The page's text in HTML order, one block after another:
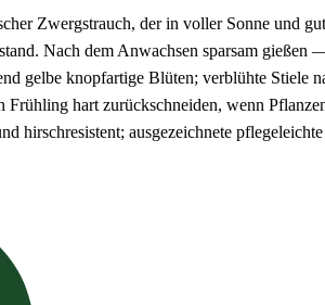
Zwergstrauch, der in voller Sonne und
Nach dem Anwachsen sparsam gießen
gelbe knopfartige Blüten; verblühte Stiele
hart zurückschneiden, wenn
hirschresistent; ausgezeichnete